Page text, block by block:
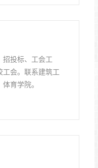
招投标、工会工
工会。联系建筑工
育学院。